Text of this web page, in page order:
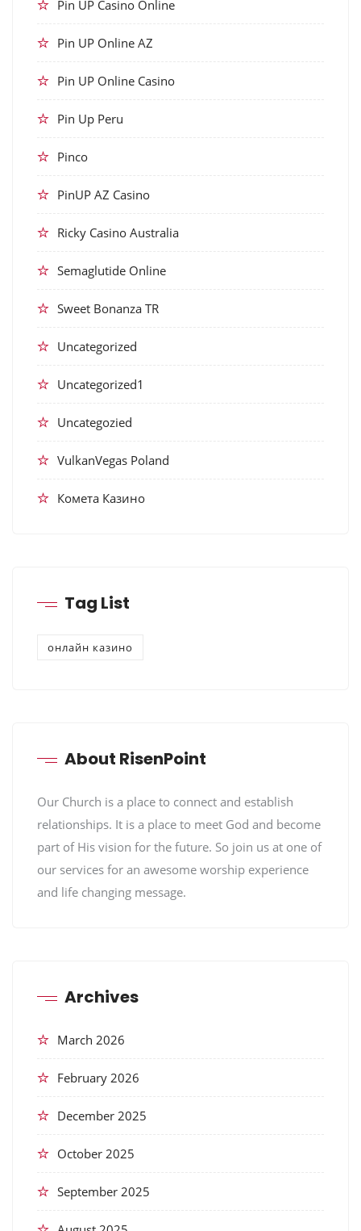
Pin UP Casino Online
Pin UP Online AZ
Pin UP Online Casino
Pin Up Peru
Pinco
PinUP AZ Casino
Ricky Casino Australia
Semaglutide Online
Sweet Bonanza TR
Uncategorized
Uncategorized1
Uncategozied
VulkanVegas Poland
Комета Казино
Tag List
онлайн казино
About RisenPoint
Our Church is a place to connect and establish
relationships. It is a place to meet God and become
part of His vision for the future. So join us at one of
our services for an awesome worship experience
and life changing message.
Archives
March 2026
February 2026
December 2025
October 2025
September 2025